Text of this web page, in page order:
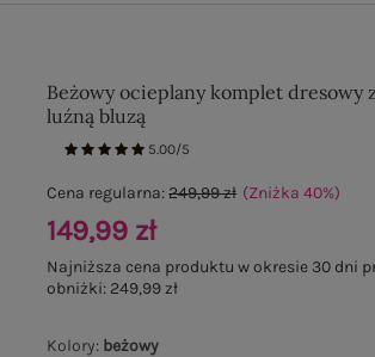
Beżowy ocieplany komplet dresowy
luźną bluzą
5.00/5
Kolory: beżowy
Cena regularna:249,99 zł (Zniżka40%)
149,99 zł
Najniższa cena produktu w okresie 30 dni
obniżki: 249,99 zł